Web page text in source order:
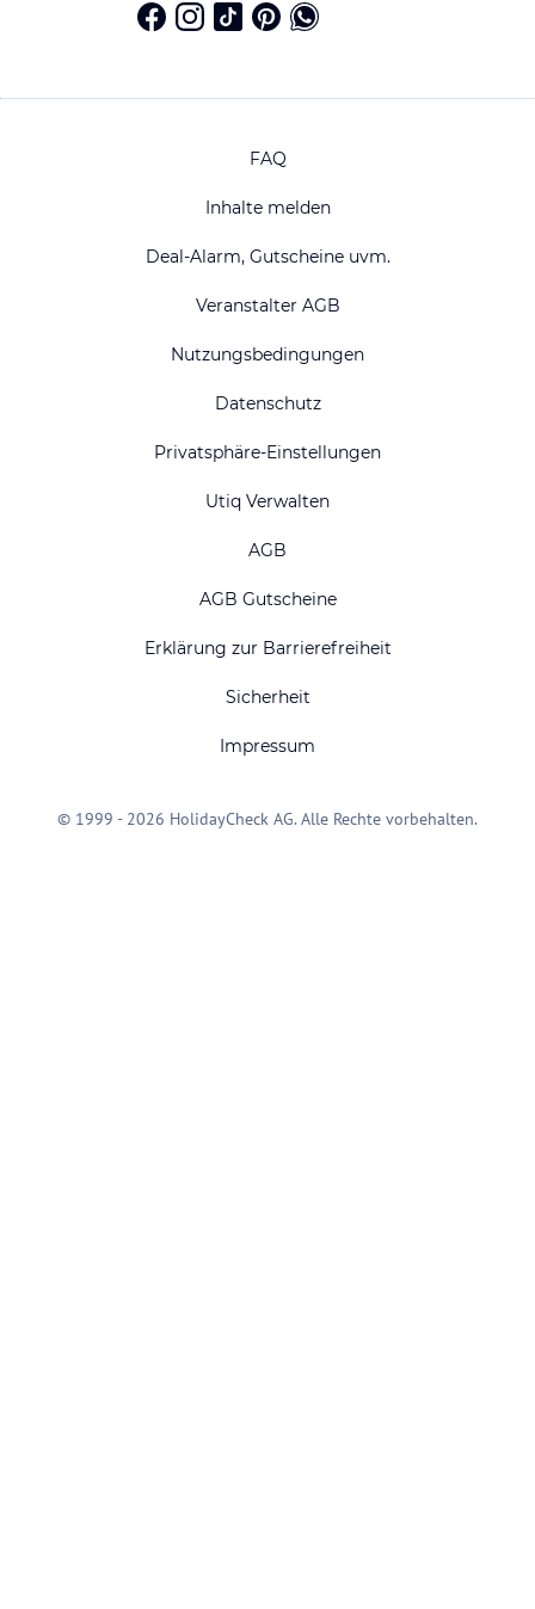
FAQ
Inhalte melden
Deal-Alarm, Gutscheine uvm.
Veranstalter AGB
Nutzungsbedingungen
Datenschutz
Privatsphäre-Einstellungen
Utiq Verwalten
AGB
AGB Gutscheine
Erklärung zur Barrierefreiheit
Sicherheit
Impressum
© 1999 - 2026 HolidayCheck AG. Alle Rechte vorbehalten.